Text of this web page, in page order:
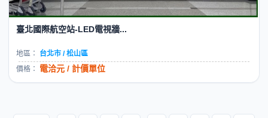
臺北國際航空站-LED電視牆...
地區：
台北市 / 松山區
價格： 電洽元 / 計價單位